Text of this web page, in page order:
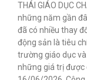
THÁI GIÁO DỤC
những năm gần
đã có nhiều thay
động sản là tiêu
trường giáo dục
những giá trị được